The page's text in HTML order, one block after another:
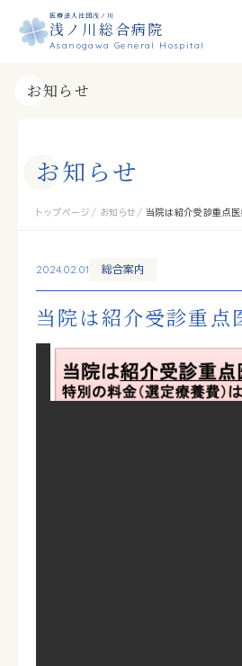
医療法人社団浅ノ川
浅ノ川総合病院
Asanogawa General Hospital
お知らせ
お知 らせ
トップページ お知らせ 当院は紹介受診重点
2024.02.01 総合案内
当院は紹介受診重点